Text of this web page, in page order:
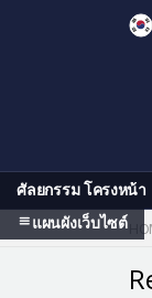
ศัลยกรรม โครงหน้า
แผนผังเว็บไซต์